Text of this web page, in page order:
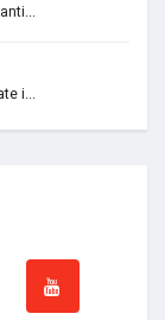
i...